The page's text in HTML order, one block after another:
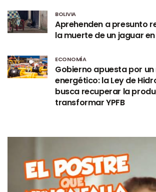
BOLIVIA
Aprehenden a presunto
la muerte de un jaguar
ECONOMÍA
Gobierno apuesta por
energético: la Ley de
busca recuperar la
transformar YPFB